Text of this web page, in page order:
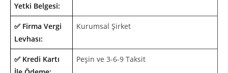
Yetki Belgesi:
✅ Firma Vergi
Levhası:
Kurumsal Şirket
✅ Kredi Kartı
Peşin ve 3-6-9 Taksit